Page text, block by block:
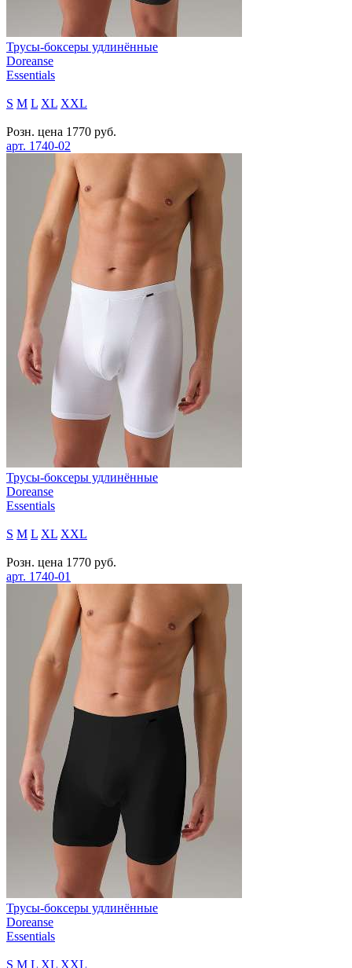
Трусы-боксеры удлинённые
Doreanse
Essentials
S M L XL XXL
Розн. цена 1770 руб.
арт. 1740-02
Трусы-боксеры удлинённые
Doreanse
Essentials
S M L XL XXL
Розн. цена 1770 руб.
арт. 1740-01
Трусы-боксеры удлинённые
Doreanse
Essentials
S M L XL XXL